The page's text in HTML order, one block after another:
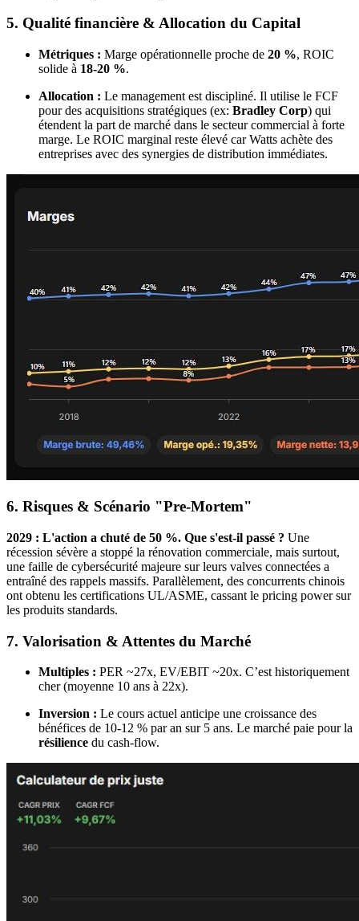
5. Qualité financière & Allocation du Capital
Métriques : Marge opérationnelle proche de 20 %, ROIC
solide à 18-20 %.
Allocation : Le management est discipliné. Il utilise le FCF
pour des acquisitions stratégiques (ex: Bradley Corp) qui
étendent la part de marché dans le secteur commercial à forte
marge. Le ROIC marginal reste élevé car Watts achète des
entreprises avec des synergies de distribution immédiates.
6. Risques & Scénario "Pre-Mortem"
2029 : L'action a chuté de 50 %. Que s'est-il passé ? Une
récession sévère a stoppé la rénovation commerciale, mais surtout,
une faille de cybersécurité majeure sur leurs valves connectées a
entraîné des rappels massifs. Parallèlement, des concurrents chinois
ont obtenu les certifications UL/ASME, cassant le pricing power sur
les produits standards.
7. Valorisation & Attentes du Marché
Multiples : PER ~27x, EV/EBIT ~20x. C’est historiquement
cher (moyenne 10 ans à 22x).
Inversion : Le cours actuel anticipe une croissance des
bénéfices de 10-12 % par an sur 5 ans. Le marché paie pour la
résilience du cash-flow.